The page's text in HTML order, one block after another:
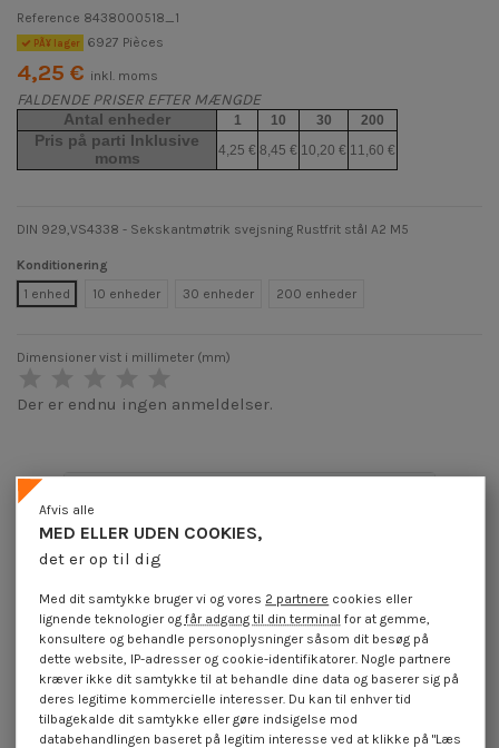
Reference 8438000518_1
PÃ¥ lager 6927 Pièces
4,25 € inkl. moms
FALDENDE PRISER EFTER MÆNGDE
Antal enheder 1 10 30 200
Pris på parti Inklusive
moms
4,25 € 8,45 € 10,20 € 11,60 €
DIN 929,VS4338 - Sekskantmøtrik svejsning Rustfrit stål A2 M5
Konditionering
1 enhed
10 enheder 30 enheder 200 enheder
Dimensioner vist i millimeter (mm)
Der er endnu ingen anmeldelser.
Produktoplysninger
Anmeldelser (0)
7 andre varer i den samme kategori:
MED ELLER UDEN COOKIES,
det er op til dig
Afvis alle
Med dit samtykke bruger vi og vores 2 partnere cookies eller
lignende teknologier ogfår adgang til din terminal for at gemme,
konsultere og behandle personoplysninger såsom dit besøg på
dette website, IP-adresser og cookie-identifikatorer. Nogle partnere
kræver ikke dit samtykke til at behandle dine data og baserer sig på
deres legitime kommercielle interesser. Du kan til enhver tid
tilbagekalde dit samtykke eller gøre indsigelse mod
databehandlingen baseret på legitim interesse ved at klikke på "Læs